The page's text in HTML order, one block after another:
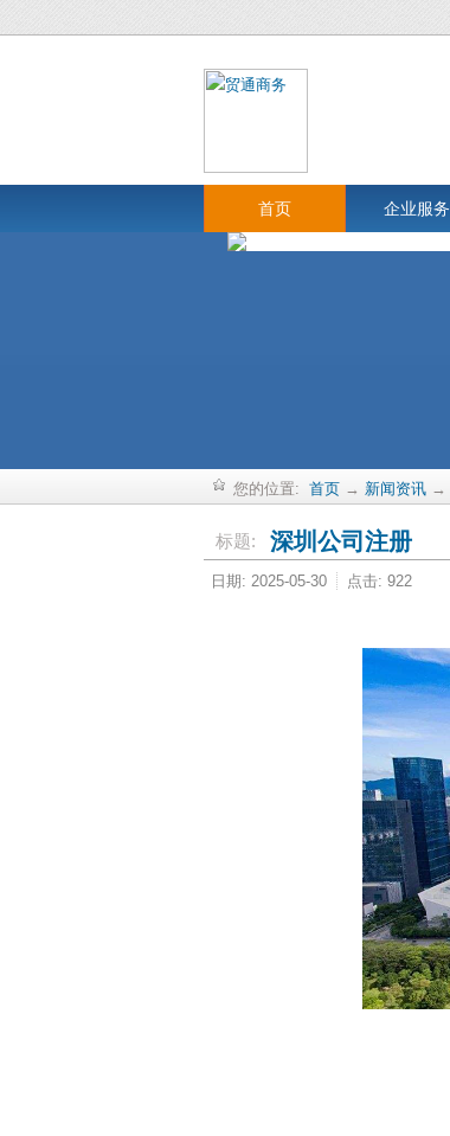
首页 企业服务
您的位置: 首页 → 新闻资讯 →
标题: 深圳公司注册
日期: 2025-05-30 点击: 922